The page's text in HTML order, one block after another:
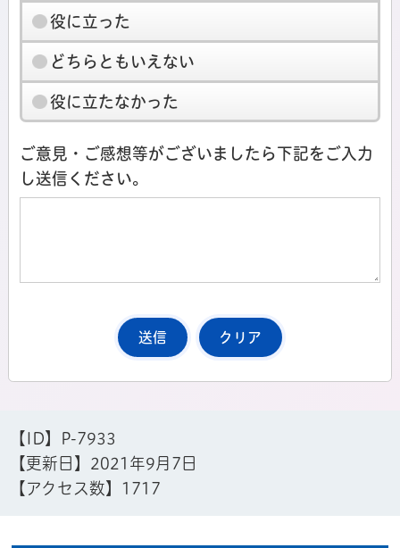
役に立った
どちらともいえない
役に立たなかった
ご意見・ご感想等がございましたら下記をご入力
し送信ください。
【ID】
P-7933
【更新日】 2021年9月7日
【アクセス数】
1717